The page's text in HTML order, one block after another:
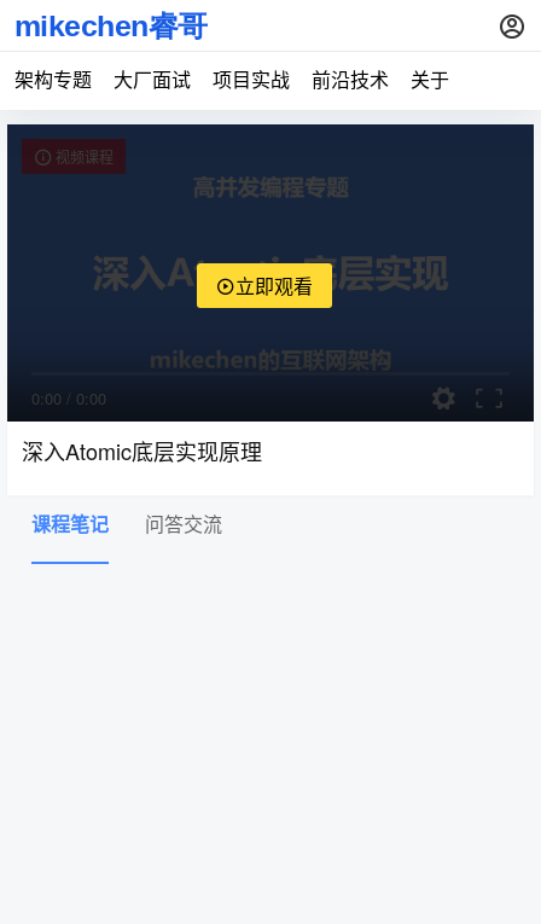
架构专题 大厂面试 项目实战 前沿技术 关于
视频课程
立即观看
0:00 / 0:00
深入Atomic底层实现原理
课程笔记 问答交流